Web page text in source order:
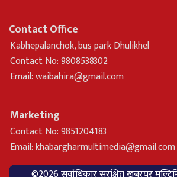
Contact Office
Kabhepalanchok, bus park Dhulikhel
Contact No: 9808538302
Email:waibahira@gmail.com
Marketing
Contact No: 9851204183
Email:khabargharmultimedia@gmail.com